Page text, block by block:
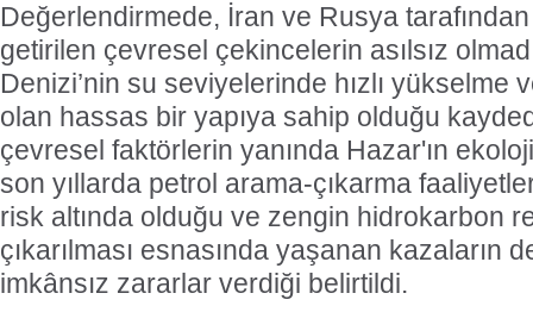
Değerlendirmede, İran ve Rusya
getirilen çevresel çekincelerin asılsız
Denizi’nin su seviyelerinde hızlı yükselme
olan hassas bir yapıya sahip olduğu
çevresel faktörlerin yanında Hazar'ın
son yıllarda petrol arama-çıkarma
risk altında olduğu ve zengin hidrokarbon
çıkarılması esnasında yaşanan kazaların
imkânsız zararlar verdiği belirtildi.